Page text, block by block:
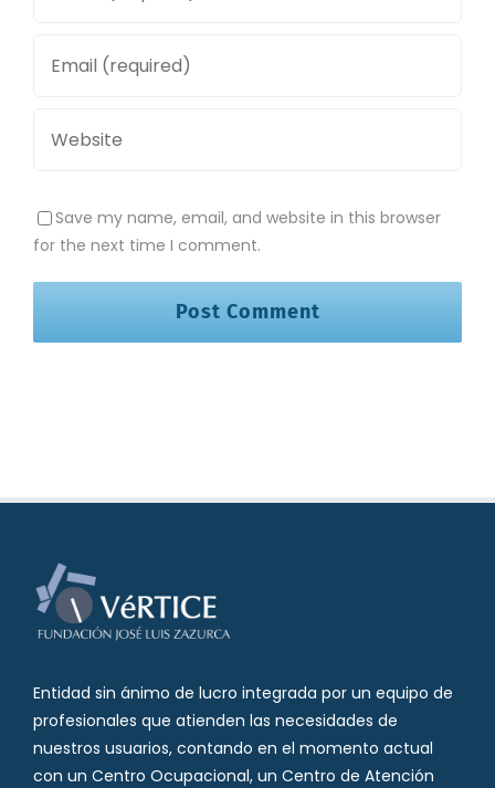
Save my name, email, and website in this browser
for the next time I comment.
Entidad sin ánimo de lucro integrada por un equipo de
profesionales que atienden las necesidades de
nuestros usuarios, contando en el momento actual
con un Centro Ocupacional, un Centro de Atención